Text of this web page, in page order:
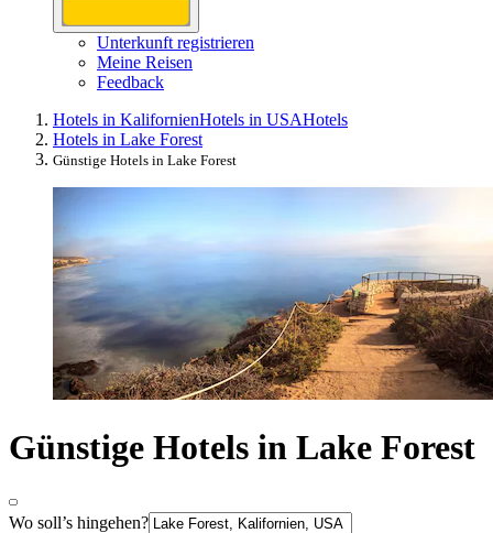
Unterkunft registrieren
Meine Reisen
Feedback
Hotels in KalifornienHotels in USAHotels
Hotels in Lake Forest
Günstige Hotels in Lake Forest
Günstige Hotels in Lake Forest
Wo soll’s hingehen?